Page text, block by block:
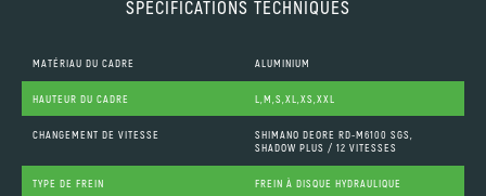
SPÉCIFICATIONS TECHNIQUES
MATÉRIAU DU CADRE ALUMINIUM
HAUTEUR DU CADRE L,M,S,XL,XS,XXL
CHANGEMENT DE VITESSE
SHIMANO DEORE RD-M6100 SGS,
SHADOW PLUS / 12 VITESSES
TYPE DE FREIN FREIN À DISQUE HYDRAULIQUE